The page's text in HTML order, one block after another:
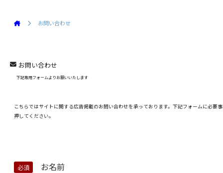
お問い合わせ
お問い合わせ
下記専用フォームよりお願いいたします
こちらではサイトに関する広告掲載のお問い合わせを承っております。下記フォームに必要
押してください。
必須 お名前